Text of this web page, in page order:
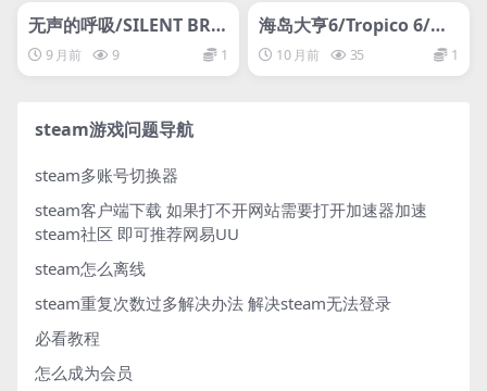
无声的呼吸/SILENT BRE
ATH/支持网络联机
9 月前 9 1
海岛大亨6/Tropico 6/支
持网络联机
10 月前 35 1
steam游戏问题导航
steam多账号切换器
steam客户端下载 如果打不开网站需要打开加速器加速
steam社区 即可推荐网易UU
steam怎么离线
steam重复次数过多解决办法 解决steam无法登录
必看教程
怎么成为会员